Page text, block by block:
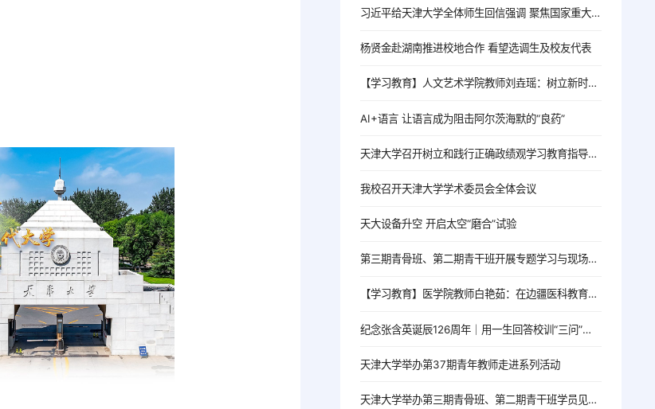
习近平给天津大学全体师生回信强调 聚焦国家重大战略需求提高人才培养质量 更好服务经济社会发展
杨贤金赴湖南推进校地合作 看望选调生及校友代表
【学习教育】人文艺术学院教师刘垚瑶：树立新时代高校党员教师的正确政绩观
AI+语言 让语言成为阻击阿尔茨海默的“良药”
天津大学召开树立和践行正确政绩观学习教育指导督导工作推进会
我校召开天津大学学术委员会全体会议
天大设备升空 开启太空“磨合”试验
第三期青骨班、第二期青干班开展专题学习与现场教学活动
【学习教育】医学院教师白艳茹：在边疆医科教育一线践行育人初心
纪念张含英诞辰126周年｜用一生回答校训“三问”的北洋老校长
天津大学举办第37期青年教师走进系列活动
天津大学举办第三期青骨班、第二期青干班学员见面会